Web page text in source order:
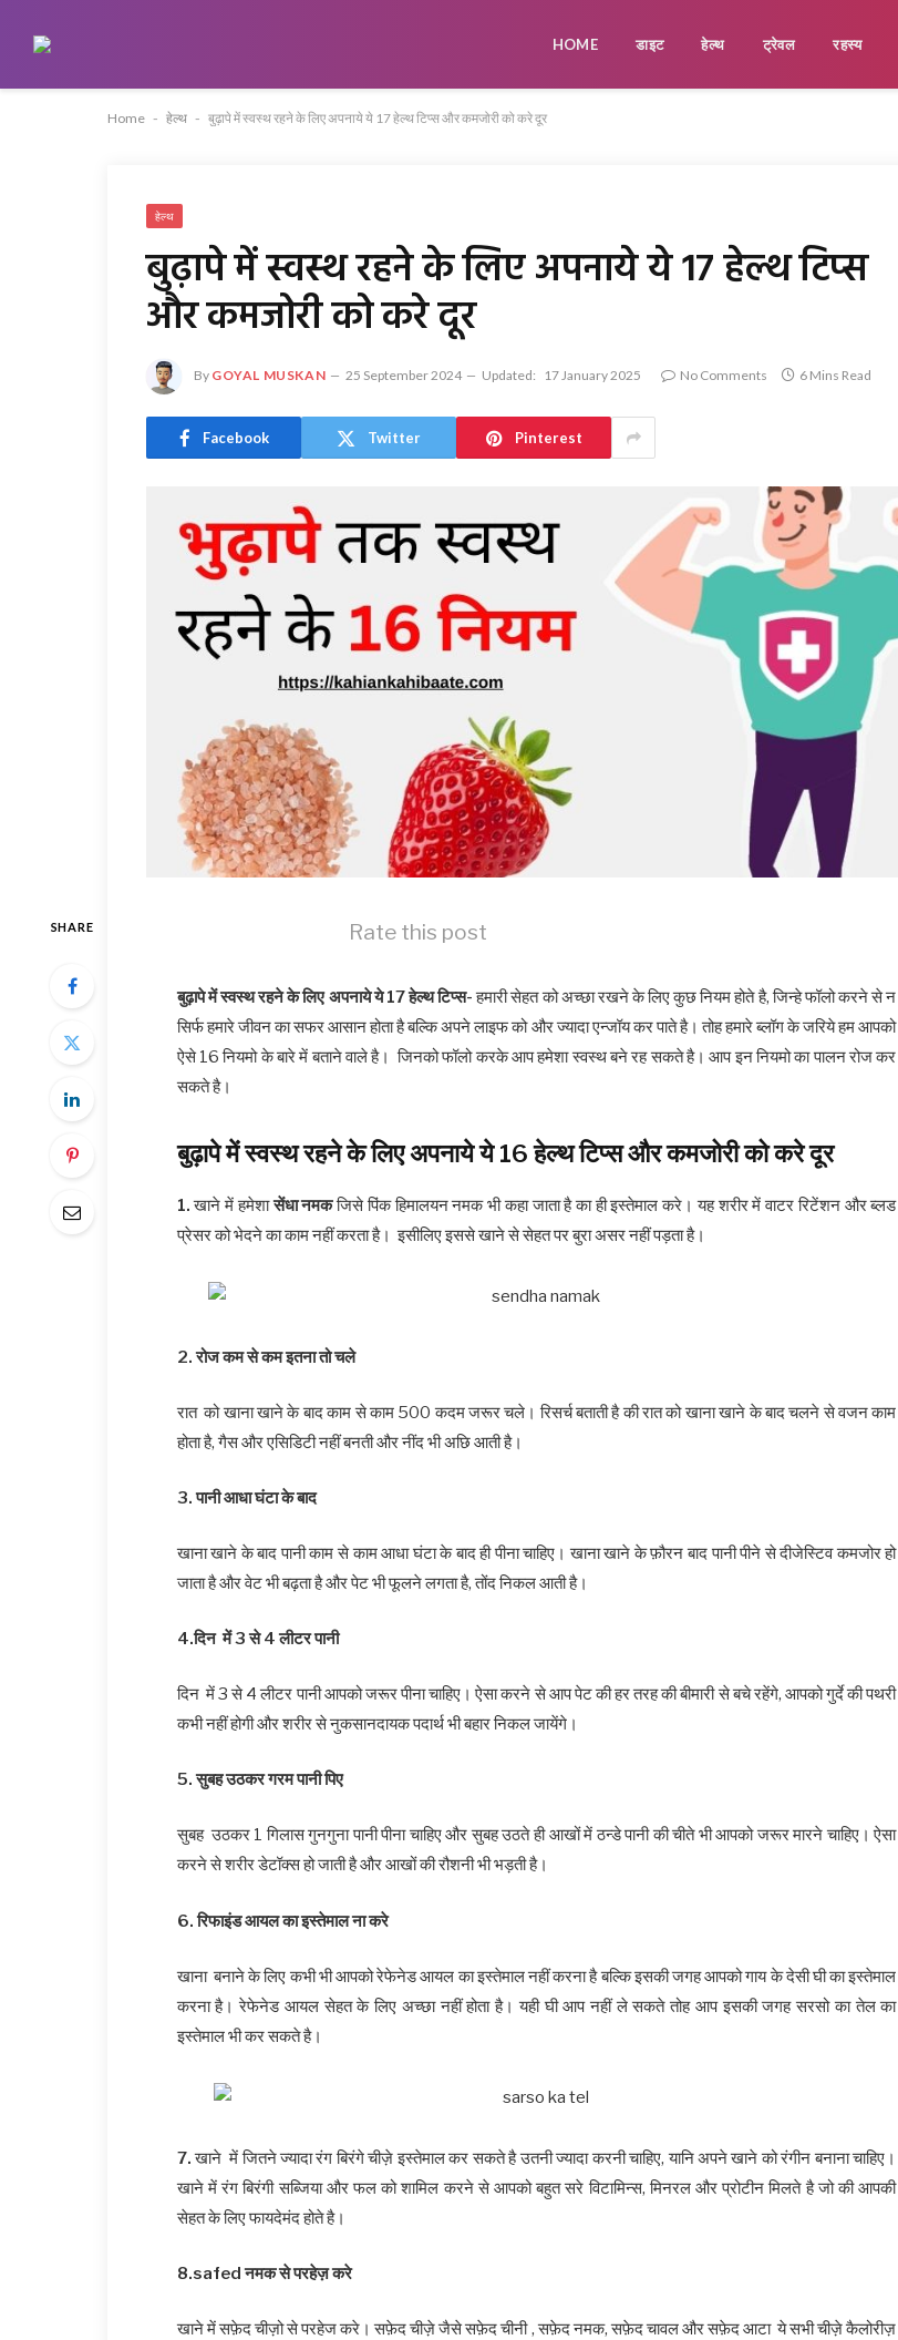
HOME डाइट हेल्थ ट्रेवल रहस्य
Home - हेल्थ - बुढ़ापे में स्वस्थ रहने के लिए अपनाये ये 17 हेल्थ टिप्स और कमजोरी को करे दूर
हेल्थ
बुढ़ापे में स्वस्थ रहने के लिए अपनाये ये 17 हेल्थ टिप्स
और कमजोरी को करे दूर
By GOYAL MUSKAN 25 September 2024 Updated: 17 January 2025 No Comments 6 Mins Read
Facebook Twitter Pinterest
SHARE Rate this post
बुढ़ापे में स्वस्थ रहने के लिए अपनाये ये 17 हेल्थ टिप्स-हमारी सेहत को अच्छा रखने के लिए कुछ नियम होते है, जिन्हे फॉलो करने से न
सिर्फ हमारे जीवन का सफर आसान होता है बल्कि अपने लाइफ को और ज्यादा एन्जॉय कर पाते है। तोह हमारे ब्लॉग के जरिये हम आपको
ऐसे 16 नियमो के बारे में बताने वाले है। जिनको फॉलो करके आप हमेशा स्वस्थ बने रह सकते है। आप इन नियमो का पालन रोज कर
सकते है।
बुढ़ापे में स्वस्थ रहने के लिए अपनाये ये 16 हेल्थ टिप्स और कमजोरी को करे दूर
1.खाने में हमेशासेंधा नमकजिसे पिंक हिमालयन नमक भी कहा जाता है का ही इस्तेमाल करे। यह शरीर में वाटर रिटेंशन और ब्लड
प्रेसर को भेदने का काम नहीं करता है। इसीलिए इससे खाने से सेहत पर बुरा असर नहीं पड़ता है।
2. रोज कम से कम इतना तो चले
रात को खाना खाने के बाद काम से काम 500 कदम जरूर चले। रिसर्च बताती है की रात को खाना खाने के बाद चलने से वजन काम
होता है, गैस और एसिडिटी नहीं बनती और नींद भी अछि आती है।
3. पानी आधा घंटा के बाद
खाना खाने के बाद पानी काम से काम आधा घंटा के बाद ही पीना चाहिए। खाना खाने के फ़ौरन बाद पानी पीने से दीजेस्टिव कमजोर हो
जाता है और वेट भी बढ़ता है और पेट भी फूलने लगता है, तोंद निकल आती है।
4.दिन में 3 से 4 लीटर पानी
दिन में 3 से 4 लीटर पानी आपको जरूर पीना चाहिए। ऐसा करने से आप पेट की हर तरह की बीमारी से बचे रहेंगे, आपको गुर्दे की पथरी
कभी नहीं होगी और शरीर से नुकसानदायक पदार्थ भी बहार निकल जायेंगे।
5. सुबह उठकर गरम पानी पिए
सुबह उठकर 1 गिलास गुनगुना पानी पीना चाहिए और सुबह उठते ही आखों में ठन्डे पानी की चीते भी आपको जरूर मारने चाहिए। ऐसा
करने से शरीर डेटॉक्स हो जाती है और आखों की रौशनी भी भड़ती है।
6. रिफाइंड आयल का इस्तेमाल ना करे
खाना बनाने के लिए कभी भी आपको रेफेनेड आयल का इस्तेमाल नहीं करना है बल्कि इसकी जगह आपको गाय के देसी घी का इस्तेमाल
करना है। रेफेनेड आयल सेहत के लिए अच्छा नहीं होता है। यही घी आप नहीं ले सकते तोह आप इसकी जगह सरसो का तेल का
इस्तेमाल भी कर सकते है।
7.खाने में जितने ज्यादा रंग बिरंगे चीज़े इस्तेमाल कर सकते है उतनी ज्यादा करनी चाहिए, यानि अपने खाने को रंगीन बनाना चाहिए।
खाने में रंग बिरंगी सब्जिया और फल को शामिल करने से आपको बहुत सरे विटामिन्स, मिनरल और प्रोटीन मिलते है जो की आपकी
सेहत के लिए फायदेमंद होते है।
8.safed नमक से परहेज़ करे
खाने में सफ़ेद चीज़ो से परहेज करे। सफ़ेद चीज़े जैसे सफ़ेद चीनी , सफ़ेद नमक, सफ़ेद चावल और सफ़ेद आटा ये सभी चीज़े कैलोरीज़